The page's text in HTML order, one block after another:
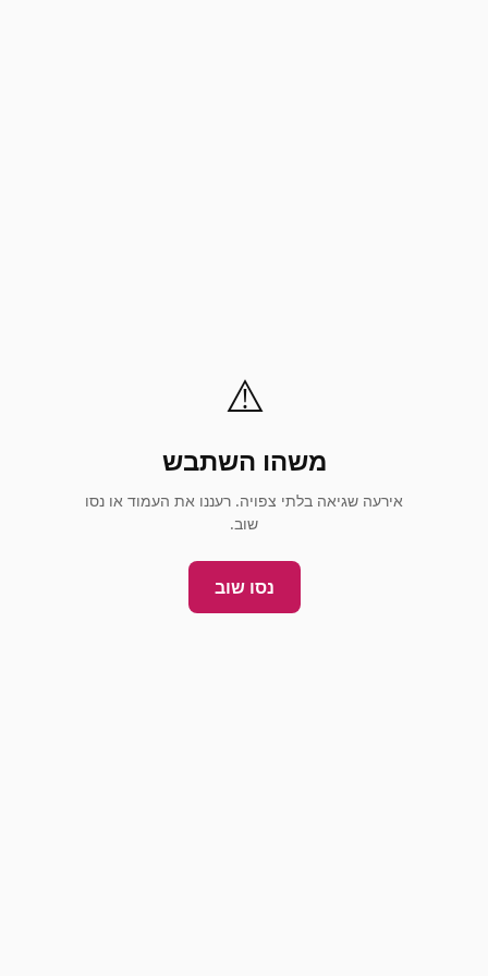
⚠️
משהו השתבש
אירעה שגיאה בלתי צפויה. רעננו את העמוד או נסו
שוב.
נסו שוב